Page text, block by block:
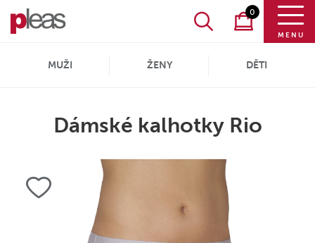
0
MENU
MUŽI ŽENY DĚTI
Dámské kalhotky Rio